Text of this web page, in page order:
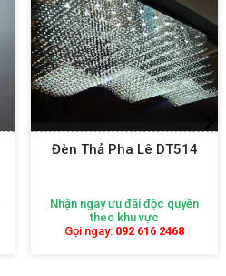
Đèn Thả Pha Lê DT514
Nhận ngay ưu đãi độc quyền
theo khu vực
Gọi ngay: 092 616 2468